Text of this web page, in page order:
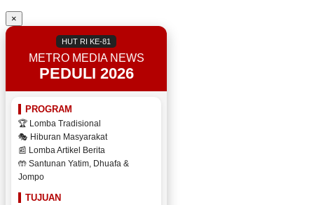
×
HUT RI KE-81
METRO MEDIA NEWS
PEDULI 2026
PROGRAM
🏆 Lomba Tradisional
🎭 Hiburan Masyarakat
📰 Lomba Artikel Berita
🤲 Santunan Yatim, Dhuafa &
Jompo
TUJUAN